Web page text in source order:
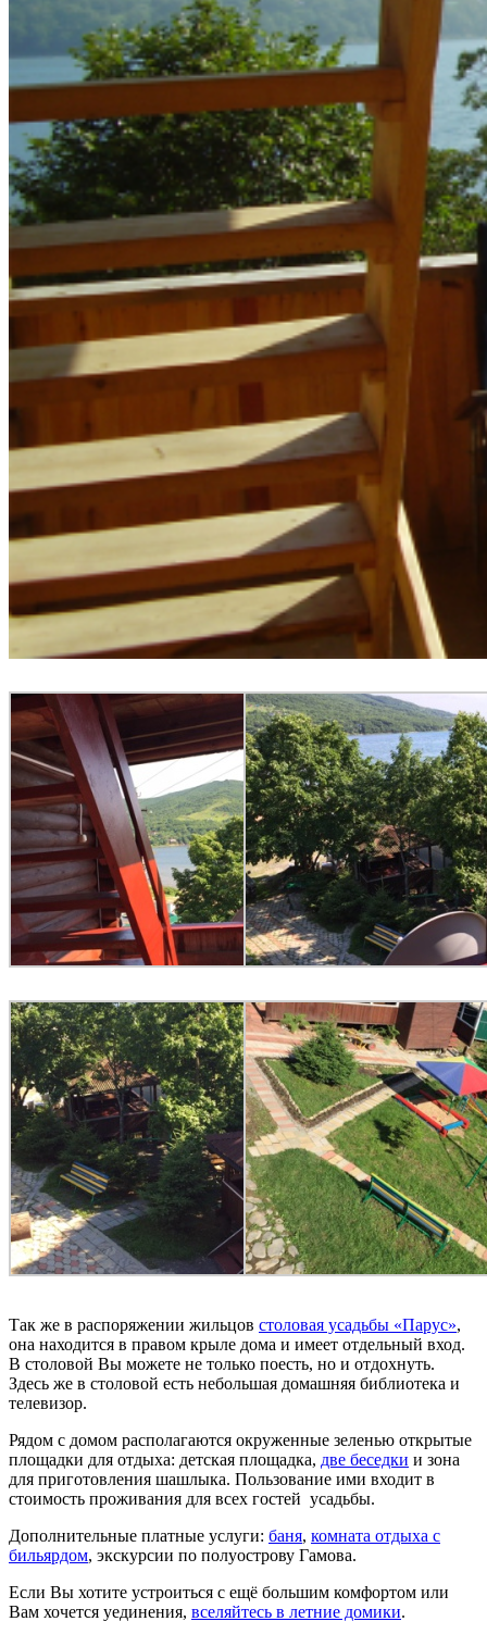
Так же в распоряжении жильцов столовая усадьбы «Парус»,
она находится в правом крыле дома и имеет отдельный вход.
В столовой Вы можете не только поесть, но и отдохнуть.
Здесь же в столовой есть небольшая домашняя библиотека и
телевизор.
Рядом с домом располагаются окруженные зеленью открытые
площадки для отдыха: детская площадка, две беседки и зона
для приготовления шашлыка. Пользование ими входит в
стоимость проживания для всех гостей усадьбы.
Дополнительные платные услуги: баня, комната отдыха с
бильярдом, экскурсии по полуострову Гамова.
Если Вы хотите устроиться с ещё большим комфортом или
Вам хочется уединения, вселяйтесь в летние домики.